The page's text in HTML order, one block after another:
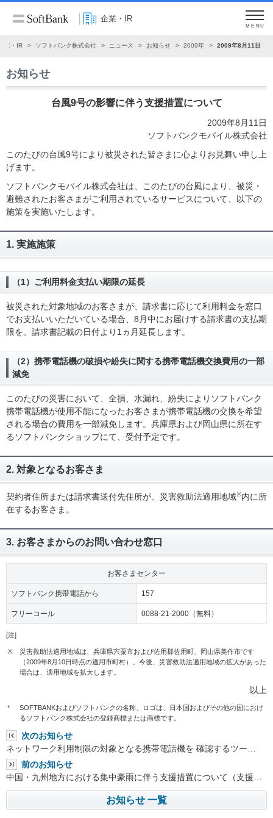
企業・IR
MENU
業・IR ソフトバンク株式会社 ニュース お知らせ 2009年 2009年8月11日
お知らせ
台風9号の影響に伴う支援措置について
2009年8月11日
ソフトバンクモバイル株式会社
このたびの台風9号により被災された皆さまに心よりお見舞い申し上
げます。
ソフトバンクモバイル株式会社は、このたびの台風により、被災・
避難されたお客さまがご利用されているサービスについて、以下の
施策を実施いたします。
1. 実施施策
（1）ご利用料金支払い期限の延長
被災された対象地域のお客さまが、請求書に応じて利用料金を窓口
でお支払いいただいている場合、8月中にお届けする請求書の支払期
限を、請求書記載の日付より1ヵ月延長します。
（2）携帯電話機の破損や紛失に関する携帯電話機交換費用の一部
減免
このたびの災害において、全損、水漏れ、紛失によりソフトバンク
携帯電話機が使用不能になったお客さまが携帯電話機の交換を希望
される場合の費用を一部減免します。兵庫県および岡山県に所在す
るソフトバンクショップにて、受付予定です。
2. 対象となるお客さま
契約者住所または請求書送付先住所が、災害救助法適用地域※内に所
在するお客さま。
3. お客さまからのお問い合わせ窓口
お客さまセンター
ソフトバンク携帯電話から 157
フリーコール 0088-21-2000（無料）
[注]
※
災害救助法適用地域は、兵庫県宍粟市および佐用郡佐用町、岡山県美作市です
（2009年8月10日時点の適用市町村）。今後、災害救助法適用地域の拡大があった
場合は、適用地域を拡大します。
以上
*
SOFTBANKおよびソフトバンクの名称、ロゴは、日本国およびその他の国におけ
るソフトバンク株式会社の登録商標または商標です。
次のお知らせ
ネットワーク利用制限の対象となる携帯電話機を 確認するツー…
前のお知らせ
中国・九州地方における集中豪雨に伴う支援措置について（支援…
お知らせ 一覧